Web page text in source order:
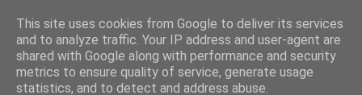
Psicologo Roma Avezzano
Il Dott. Riccardo Cicchetti riceve presso gli studi di
This site uses cookies from Google to deliver its services
and to analyze traffic. Your IP address and user-agent are
shared with Google along with performance and security
metrics to ensure quality of service, generate usage
statistics, and to detect and address abuse.